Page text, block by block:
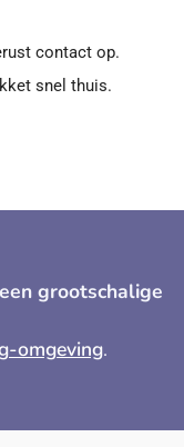
contact op.
snel thuis.
grootschalige
omgeving.